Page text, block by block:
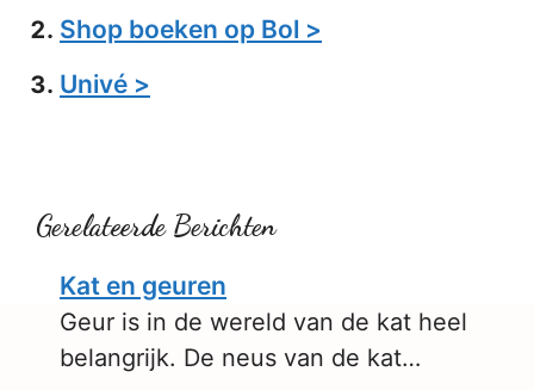
Shop boeken op Bol >
Univé >
Gerelateerde Berichten
Kat en geuren
Geur is in de wereld van de kat heel
belangrijk. De neus van de kat…